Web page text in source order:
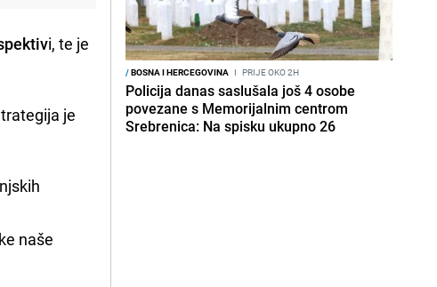
i, te je
je
naše
/BOSNA I HERCEGOVINA I PRIJE OKO 2H
Policija danas saslušala još 4 osobe
povezane s Memorijalnim centrom
Srebrenica: Na spisku ukupno 26